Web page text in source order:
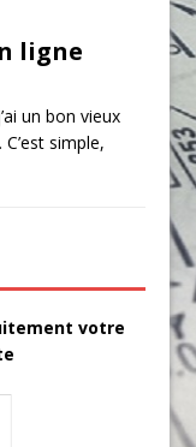
ligne
un bon vieux
simple,
votre